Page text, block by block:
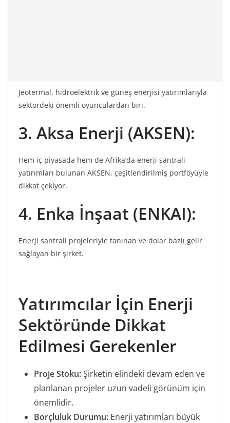
Jeotermal, hidroelektrik ve güneş enerjisi yatırımlarıyla
sektördeki önemli oyunculardan biri.
3. Aksa Enerji (AKSEN):
Hem iç piyasada hem de Afrika’da enerji santrali
yatırımları bulunan AKSEN, çeşitlendirilmiş portföyüyle
dikkat çekiyor.
4. Enka İnşaat (ENKAI):
Enerji santrali projeleriyle tanınan ve dolar bazlı gelir
sağlayan bir şirket.
Yatırımcılar İçin Enerji
Sektöründe Dikkat
Edilmesi Gerekenler
Proje Stoku:Şirketin elindeki devam eden ve
planlanan projeler uzun vadeli görünüm için
önemlidir.
Borçluluk Durumu: Enerji yatırımları büyük